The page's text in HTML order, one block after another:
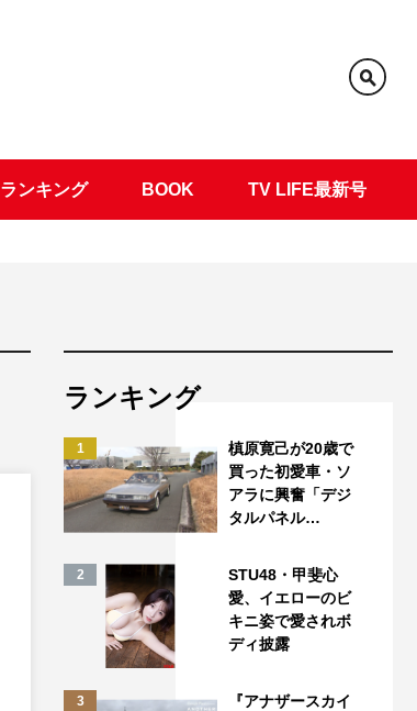
ランキング BOOK TV LIFE最新号
ランキング
1
槙原寛己が20歳で
買った初愛車・ソ
アラに興奮「デジ
タルパネル…
2
STU48・甲斐心
愛、イエローのビ
キニ姿で愛されボ
ディ披露
3
『アナザースカイ